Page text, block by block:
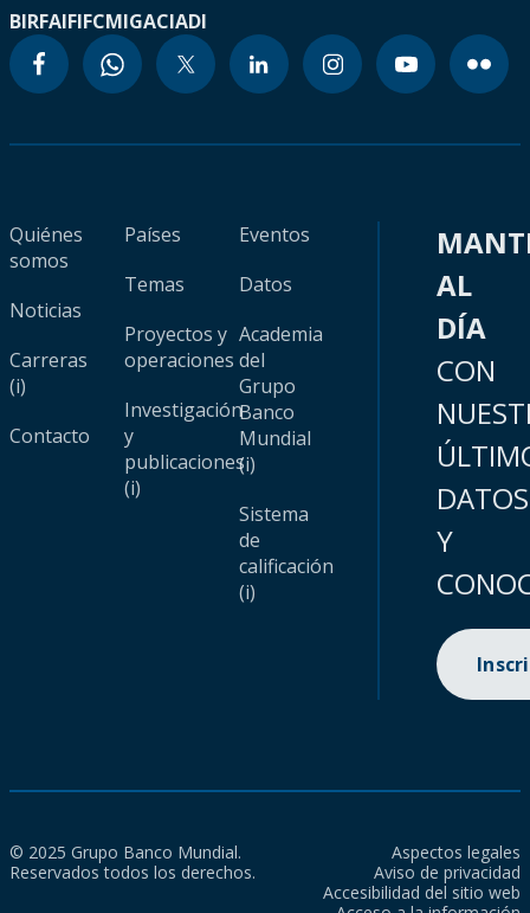
BIRFAIFIFCMIGACIADI
Quiénes
somos
Noticias
Carreras
(i)
Contacto
Países
Temas
Proyectos y
operaciones
Investigación
y
publicaciones
(i)
Eventos
Datos
Academia
del
Grupo
Banco
Mundial
(i)
Sistema
de
calificación
(i)
AL
DÍA
CON
DATOS
Y
© 2025 Grupo Banco Mundial.
Reservados todos los derechos.
Aspectos legales
Aviso de privacidad
Accesibilidad del sitio web